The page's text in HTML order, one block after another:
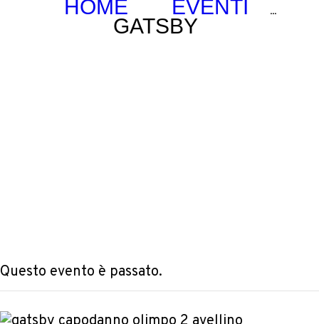
HOME EVENTI ...
GATSBY
Questo evento è passato.